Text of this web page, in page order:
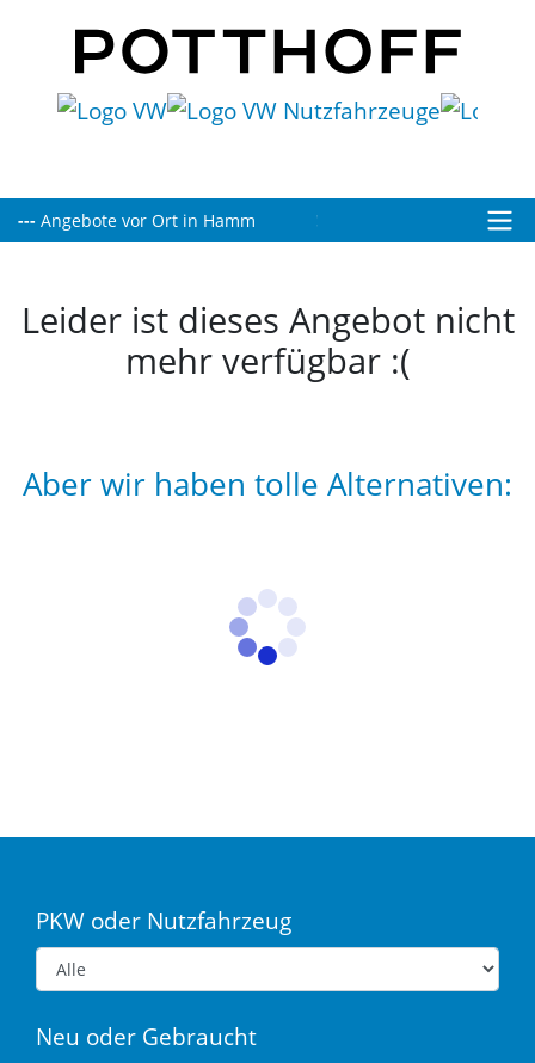
Heute bis 19:00 Uhr für Sie geöffnet!
Leider ist dieses Angebot nicht
mehr verfügbar :(
Aber wir haben tolle Alternativen:
PKW oder Nutzfahrzeug
Neu oder Gebraucht